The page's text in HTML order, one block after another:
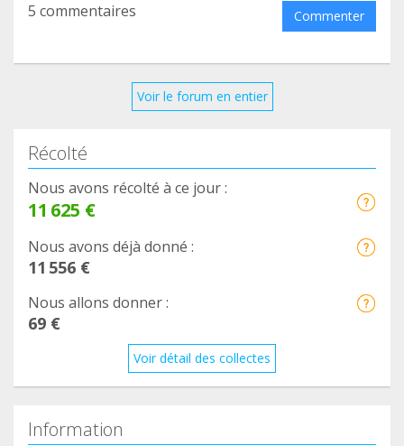
5 commentaires Commenter
Voir le forum en entier
Récolté
Nous avons récolté à ce jour :
11 625 €
Nous avons déjà donné :
11 556 €
Nous allons donner :
69 €
Voir détail des collectes
Information